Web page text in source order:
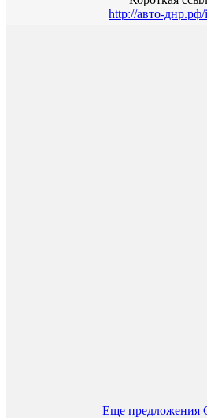
http://авто-
Еще предложения